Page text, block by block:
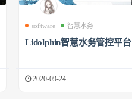
software 智慧水务
Lidolphin智慧水务管控平台
2020-09-24